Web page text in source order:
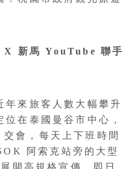
新馬 YouTube 聯手
年來旅客人數大幅攀升
在泰國曼谷市中心，
會，每天上下班時間
阿索克站旁的大型
開高規格宣傳，即日